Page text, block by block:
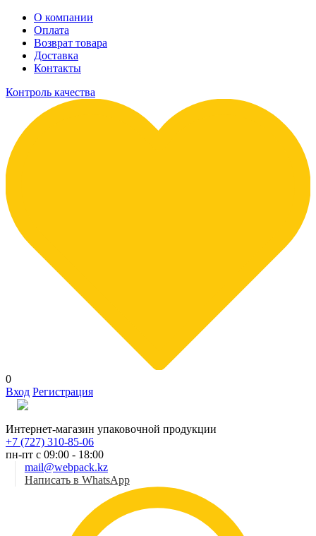
О компании
Оплата
Возврат товара
Доставка
Контакты
Контроль качества
0
Вход Регистрация
Интернет-магазин упаковочной продукции
+7 (727) 310-85-06
пн-пт с 09:00 - 18:00
mail@webpack.kz
Написать в WhatsApp